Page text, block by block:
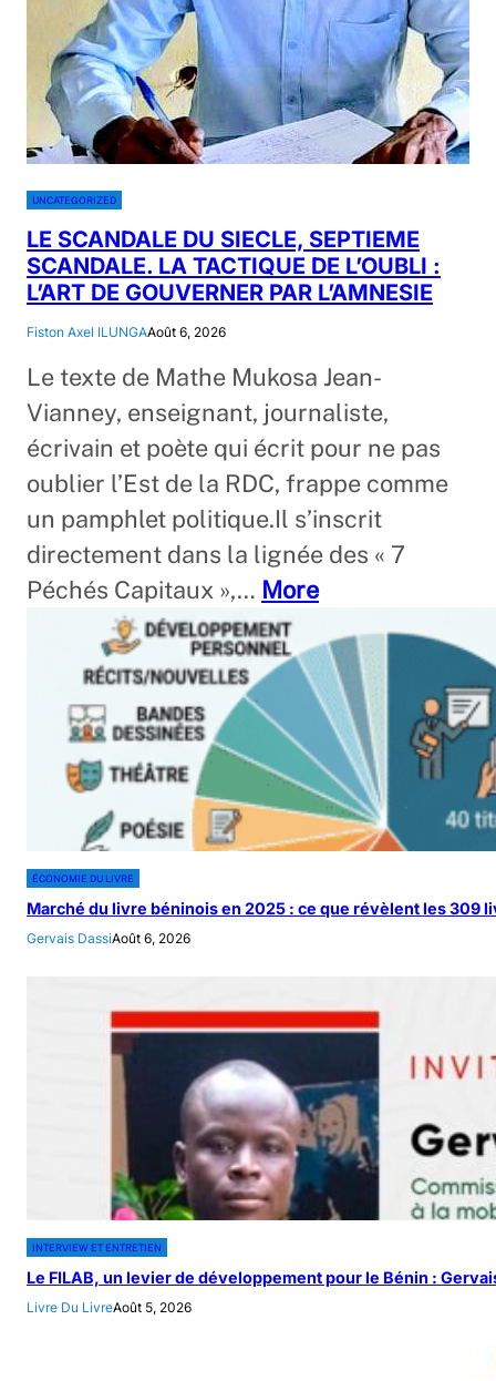
UNCATEGORIZED
LE SCANDALE DU SIECLE, SEPTIEME
SCANDALE. LA TACTIQUE DE L’OUBLI :
L’ART DE GOUVERNER PAR L’AMNESIE
Fiston Axel ILUNGAAoût 6, 2026
Le texte de Mathe Mukosa Jean-
Vianney, enseignant, journaliste,
écrivain et poète qui écrit pour ne pas
oublier l’Est de la RDC, frappe comme
un pamphlet politique.Il s’inscrit
directement dans la lignée des « 7
Péchés Capitaux »,… More
ÉCONOMIE DU LIVRE
Marché du livre béninois en 2025 : ce que révèlent les 309
Gervais DassiAoût 6, 2026
INTERVIEW ET ENTRETIEN
Le FILAB, un levier de développement pour le Bénin :
Livre Du LivreAoût 5, 2026